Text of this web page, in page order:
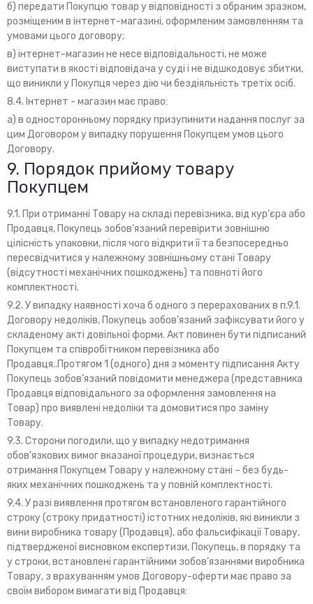
б) передати Покупцю товар у відповідності з обраним зразком,
розміщеним в інтернет-магазині, оформленим замовленням та
умовами цього договору;
в) інтернет-магазин не несе відповідальності, не може
виступати в якості відповідача у суді і не відшкодовує збитки,
що виникли у Покупця через дію чи бездіяльність третіх осіб.
8.4. Інтернет - магазин має право:
а) в односторонньому порядку призупинити надання послуг за
цим Договором у випадку порушення Покупцем умов цього
Договору.
9. Порядок прийому товару
Покупцем
9.1. При отриманні Товару на складі перевізника, від кур’єра або
Продавця, Покупець зобов’язаний перевірити зовнішню
цілісність упаковки, після чого відкрити її та безпосередньо
пересвідчитися у належному зовнішньому стані Товару
(відсутності механічних пошкоджень) та повноті його
комплектності.
9.2. У випадку наявності хоча б одного з перерахованих в п.9.1.
Договору недоліків, Покупець зобов’язаний зафіксувати його у
складеному акті довільної форми. Акт повинен бути підписаний
Покупцем та співробітником перевізника або
Продавця..Протягом 1 (одного) дня з моменту підписання Акту
Покупець зобов’язаний повідомити менеджера (представника
Продавця відповідального за оформлення замовлення на
Товар) про виявлені недоліки та домовитися про заміну
Товару.
9.3. Сторони погодили, що у випадку недотримання
обов’язкових вимог вказаної процедури, визнається
отримання Покупцем Товару у належному стані – без будь-
яких механічних пошкоджень та у повній комплектності.
9.4. У разі виявлення протягом встановленого гарантійного
строку (строку придатності) істотних недоліків, які виникли з
вини виробника товару (Продавця), або фальсифікації Товару,
підтвердженої висновком експертизи, Покупець, в порядку та
у строки, встановлені гарантійними зобов’язаннями виробника
Товару, з врахуванням умов Договору-оферти має право за
своїм вибором вимагати від Продавця: